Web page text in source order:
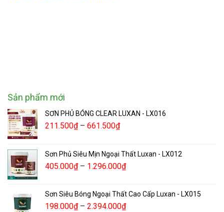
Sản phẩm mới
SƠN PHỦ BÓNG CLEAR LUXAN - LX016
211.500₫– 661.500₫
Sơn Phủ Siêu Mịn Ngoại Thất Luxan - LX012
405.000₫– 1.296.000₫
Sơn Siêu Bóng Ngoại Thất Cao Cấp Luxan - LX015
198.000₫– 2.394.000₫